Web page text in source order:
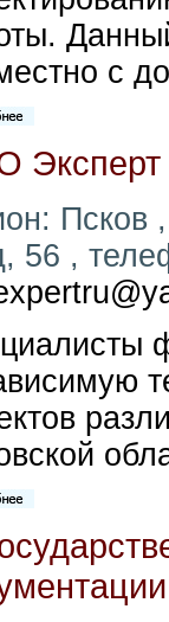
с
Эксперт
Псков
56 ,